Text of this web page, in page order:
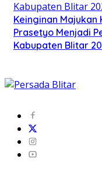
Keinginan
Prasetyo Menjadi
Kabupaten Blitar